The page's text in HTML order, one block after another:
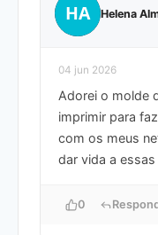
HA Helena
04 jun 2026
Adorei o molde
imprimir para
com os meus
dar vida a
0